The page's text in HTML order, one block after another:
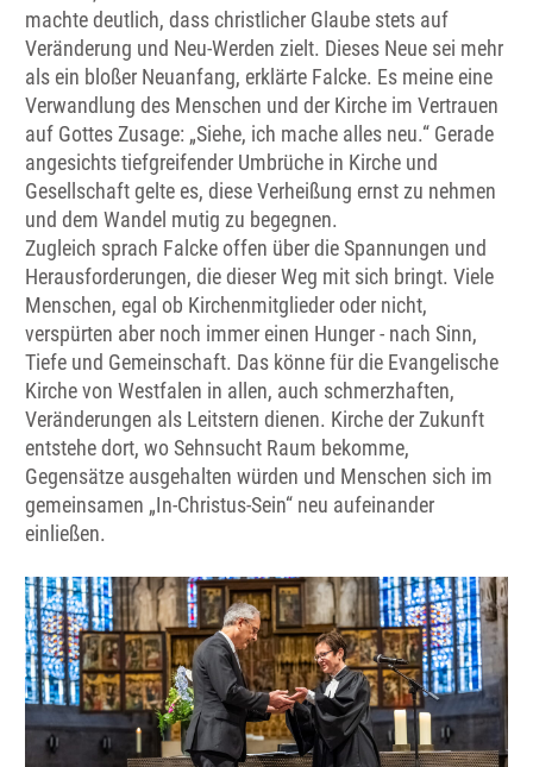
machte deutlich, dass christlicher Glaube stets auf
Veränderung und Neu-Werden zielt. Dieses Neue sei mehr
als ein bloßer Neuanfang, erklärte Falcke. Es meine eine
Verwandlung des Menschen und der Kirche im Vertrauen
auf Gottes Zusage: „Siehe, ich mache alles neu.“ Gerade
angesichts tiefgreifender Umbrüche in Kirche und
Gesellschaft gelte es, diese Verheißung ernst zu nehmen
und dem Wandel mutig zu begegnen.
Zugleich sprach Falcke offen über die Spannungen und
Herausforderungen, die dieser Weg mit sich bringt. Viele
Menschen, egal ob Kirchenmitglieder oder nicht,
verspürten aber noch immer einen Hunger - nach Sinn,
Tiefe und Gemeinschaft. Das könne für die Evangelische
Kirche von Westfalen in allen, auch schmerzhaften,
Veränderungen als Leitstern dienen. Kirche der Zukunft
entstehe dort, wo Sehnsucht Raum bekomme,
Gegensätze ausgehalten würden und Menschen sich im
gemeinsamen „In-Christus-Sein“ neu aufeinander
einließen.